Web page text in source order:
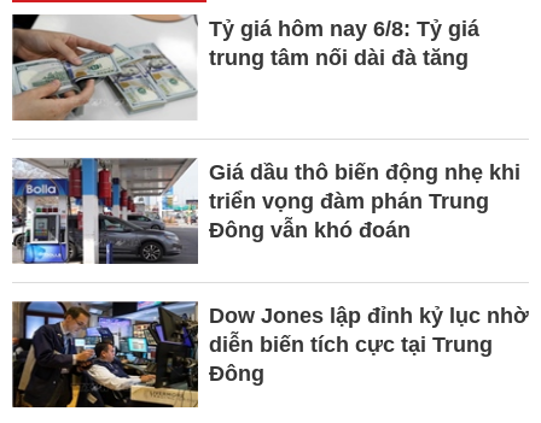
Tỷ giá hôm nay 6/8: Tỷ giá
trung tâm nối dài đà tăng
Giá dầu thô biến động nhẹ khi
triển vọng đàm phán Trung
Đông vẫn khó đoán
Dow Jones lập đỉnh kỷ lục nhờ
diễn biến tích cực tại Trung
Đông